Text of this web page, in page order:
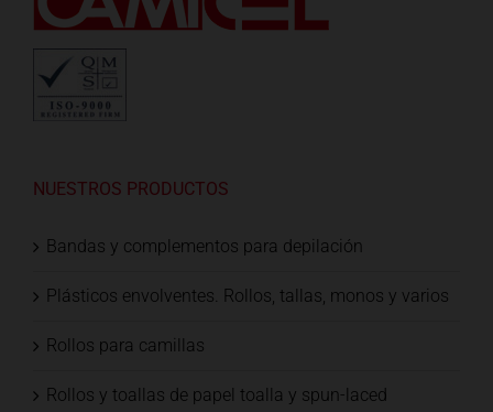
NUESTROS PRODUCTOS
Bandas y complementos para depilación
Plásticos envolventes. Rollos, tallas, monos y varios
Rollos para camillas
Rollos y toallas de papel toalla y spun-laced